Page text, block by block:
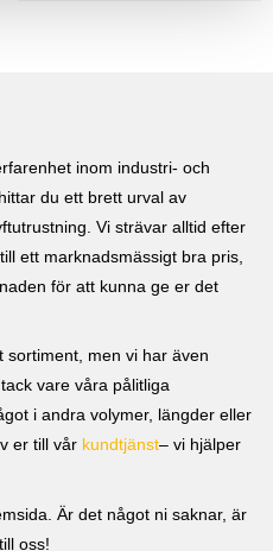
inom industri- och
du ett brett urval av
Vi strävar alltid efter
ett marknadsmässigt bra pris,
för att kunna ge er det
sortiment, men vi har även
vare våra pålitliga
i andra volymer, längder eller
er till vår kundtjänst– vi hjälper
Är det något ni saknar, är
oss!